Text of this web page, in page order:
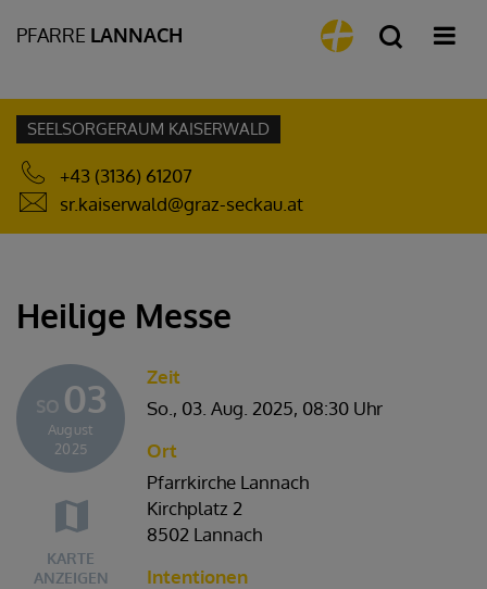
PFARRE LANNACH
SEELSORGERAUM KAISERWALD
+43 (3136) 61207
sr.kaiserwald@graz-seckau.at
Heilige Messe
SO 03
August
2025
KARTE
ANZEIGEN
Zeit
So., 03. Aug. 2025, 08:30 Uhr
Ort
Pfarrkirche Lannach
Kirchplatz 2
8502 Lannach
Intentionen